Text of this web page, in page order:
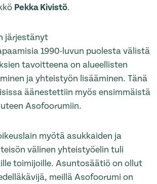
Pekka Kivistö.
järjestänyt
1990-luvun puolesta välistä
tavoitteena on alueellisten
ja yhteistyön lisääminen. Tänä
äänestettiin myös ensimmäistä
Asofoorumiin.
myötä asukkaiden ja
välinen yhteistyöelin tuli
toimijoille. Asuntosäätiö on ollut
meillä Asofoorumi on